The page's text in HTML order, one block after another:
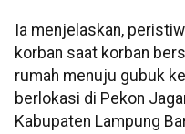
Ia menjelaskan,
korban saat korban
rumah menuju gubuk
berlokasi di Pekon
Kabupaten Lampung